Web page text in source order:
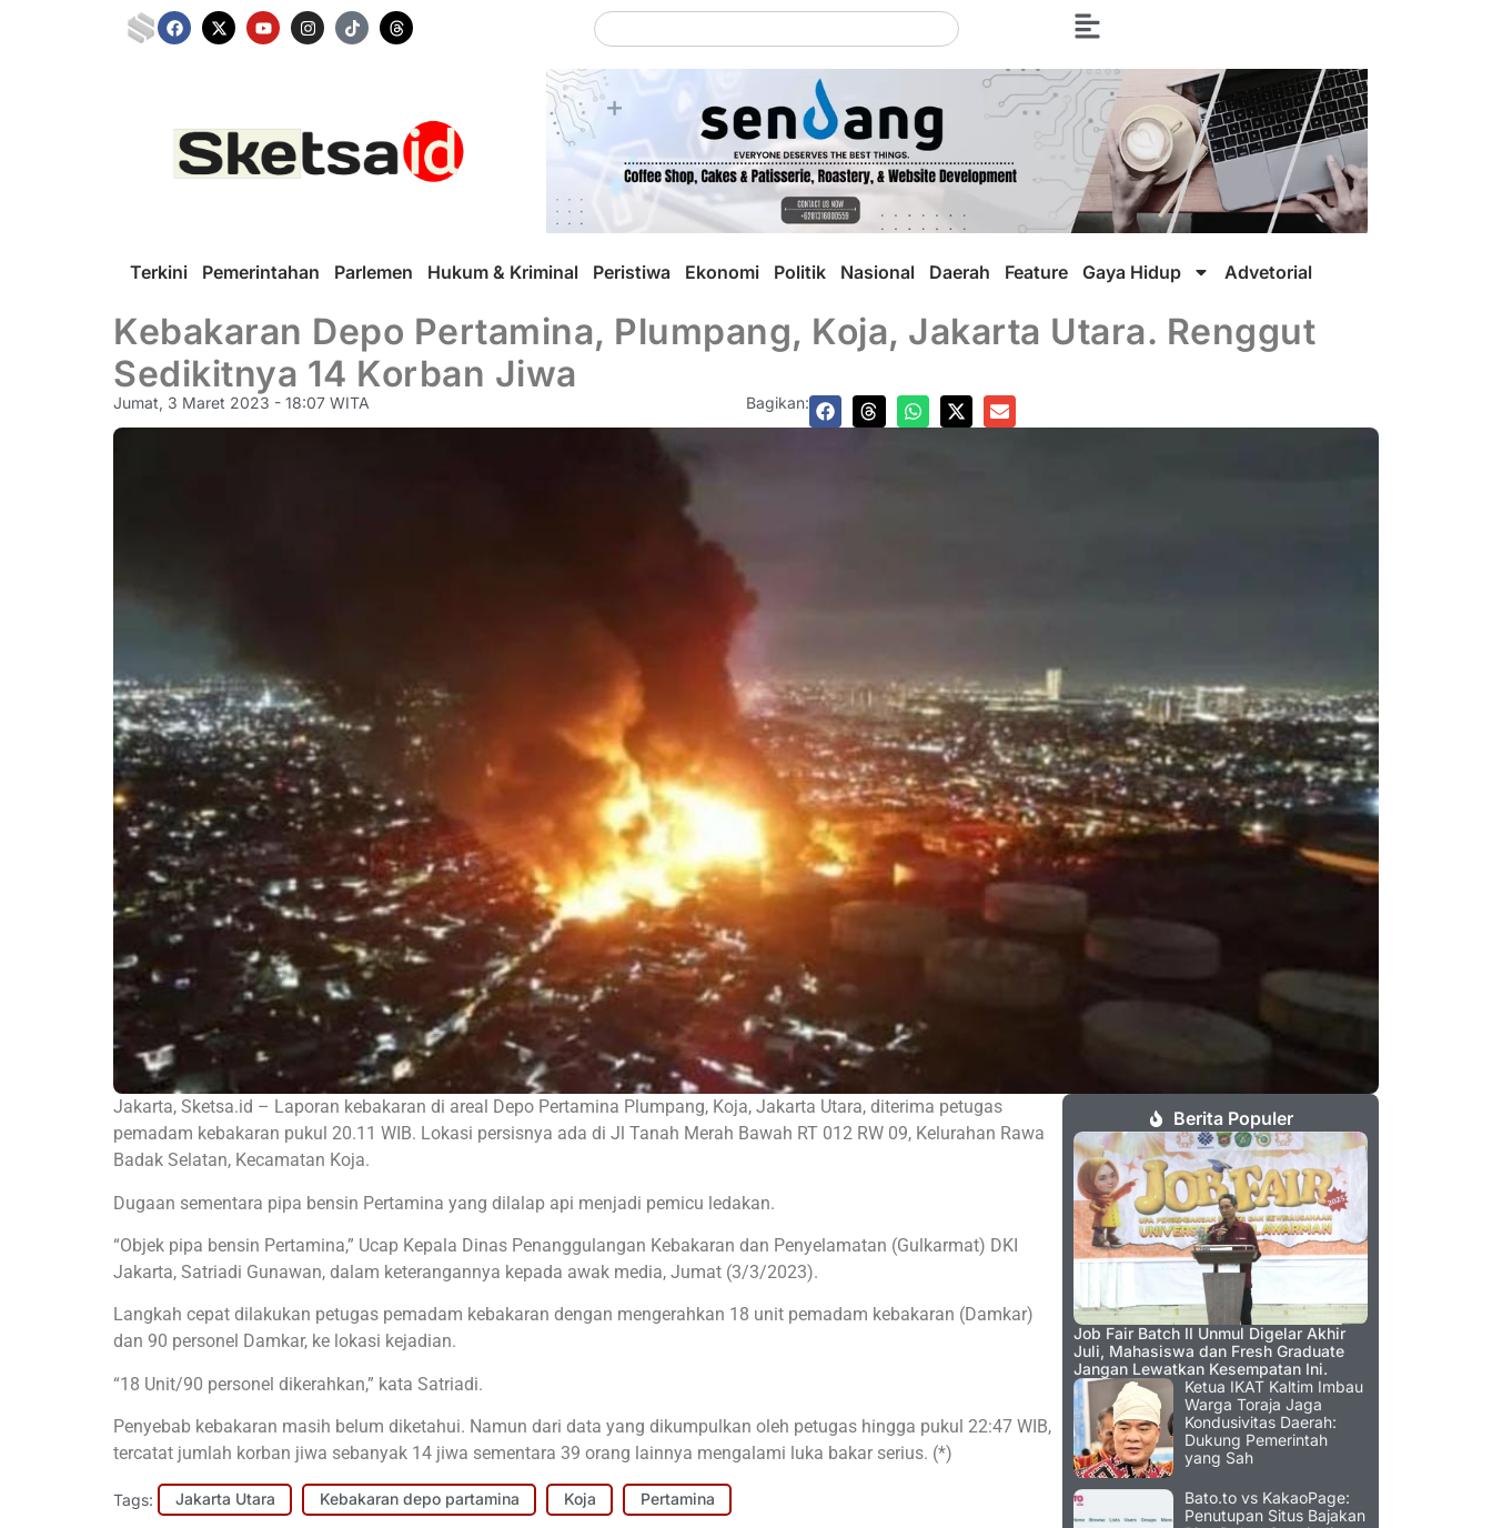
Terkini Pemerintahan Parlemen Hukum & Kriminal Peristiwa Ekonomi Politik Nasional Daerah Feature Gaya Hidup Advetorial
Kebakaran Depo Pertamina, Plumpang, Koja, Jakarta Utara. Renggut
Sedikitnya 14 Korban Jiwa
Jumat, 3 Maret 2023 - 18:07 WITA Bagikan:
Jakarta, Sketsa.id – Laporan kebakaran di areal Depo Pertamina Plumpang, Koja, Jakarta Utara, diterima petugas
pemadam kebakaran pukul 20.11 WIB. Lokasi persisnya ada di Jl Tanah Merah Bawah RT 012 RW 09, Kelurahan Rawa
Badak Selatan, Kecamatan Koja.
Dugaan sementara pipa bensin Pertamina yang dilalap api menjadi pemicu ledakan.
“Objek pipa bensin Pertamina,” Ucap Kepala Dinas Penanggulangan Kebakaran dan Penyelamatan (Gulkarmat) DKI
Jakarta, Satriadi Gunawan, dalam keterangannya kepada awak media, Jumat (3/3/2023).
Langkah cepat dilakukan petugas pemadam kebakaran dengan mengerahkan 18 unit pemadam kebakaran (Damkar)
dan 90 personel Damkar, ke lokasi kejadian.
“18 Unit/90 personel dikerahkan,” kata Satriadi.
Penyebab kebakaran masih belum diketahui. Namun dari data yang dikumpulkan oleh petugas hingga pukul 22:47 WIB,
tercatat jumlah korban jiwa sebanyak 14 jiwa sementara 39 orang lainnya mengalami luka bakar serius. (*)
Tags: Jakarta Utara Kebakaran depo partamina Koja Pertamina
Berita Populer
Job Fair Batch II Unmul Digelar Akhir
Juli, Mahasiswa dan Fresh Graduate
Jangan Lewatkan Kesempatan Ini.
Ketua IKAT Kaltim Imbau
Warga Toraja Jaga
Kondusivitas Daerah:
Dukung Pemerintah
yang Sah
Bato.to vs KakaoPage:
Penutupan Situs Bajakan